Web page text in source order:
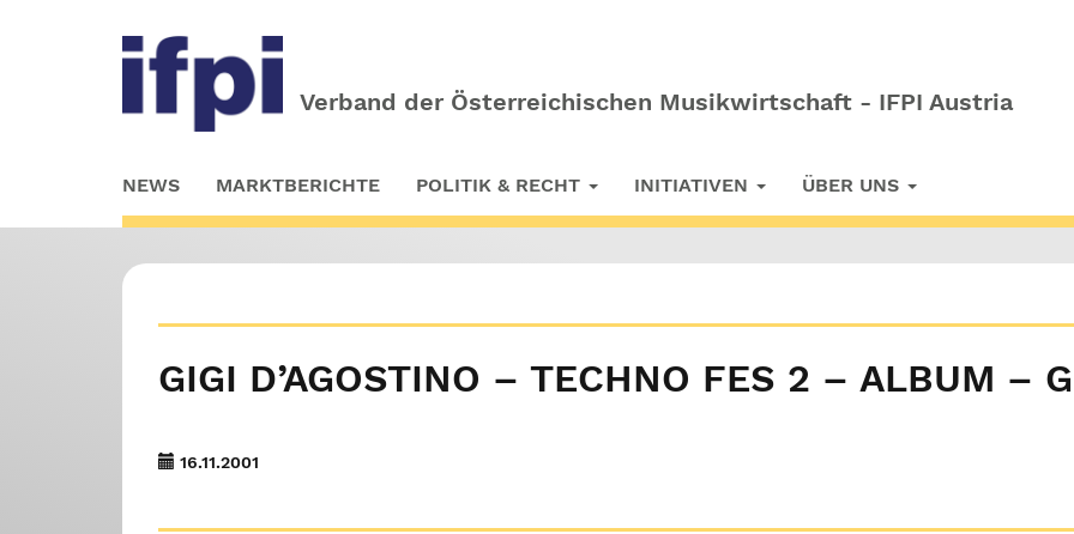
Verband der Österreichischen Musikwirtschaft - IFPI Austria
to
main
NEWS MARKTBERICHTE POLITIK & RECHT INITIATIVEN ÜBER UNS
GIGI D’AGOSTINO – TECHNO FES 2 – ALBUM –
16.11.2001